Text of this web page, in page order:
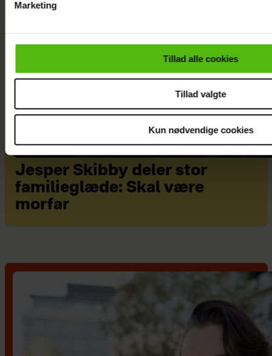
cookiepolitik.
Marketing
Tillad alle cookies
Tillad valgte
Kun nødvendige cookies
Jesper Skibby deler stor
familieglæde: Skal være
morfar